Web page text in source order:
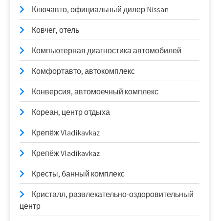
Ключавто, официальный дилер Nissan
Ковчег, отель
Компьютерная диагностика автомобилей
Комфортавто, автокомплекс
Конверсия, автомоечный комплекс
Кореан, центр отдыха
Крепёж Vladikavkaz
Крепёж Vladikavkaz
Кресты, банный комплекс
Кристалл, развлекательно-оздоровительный
центр